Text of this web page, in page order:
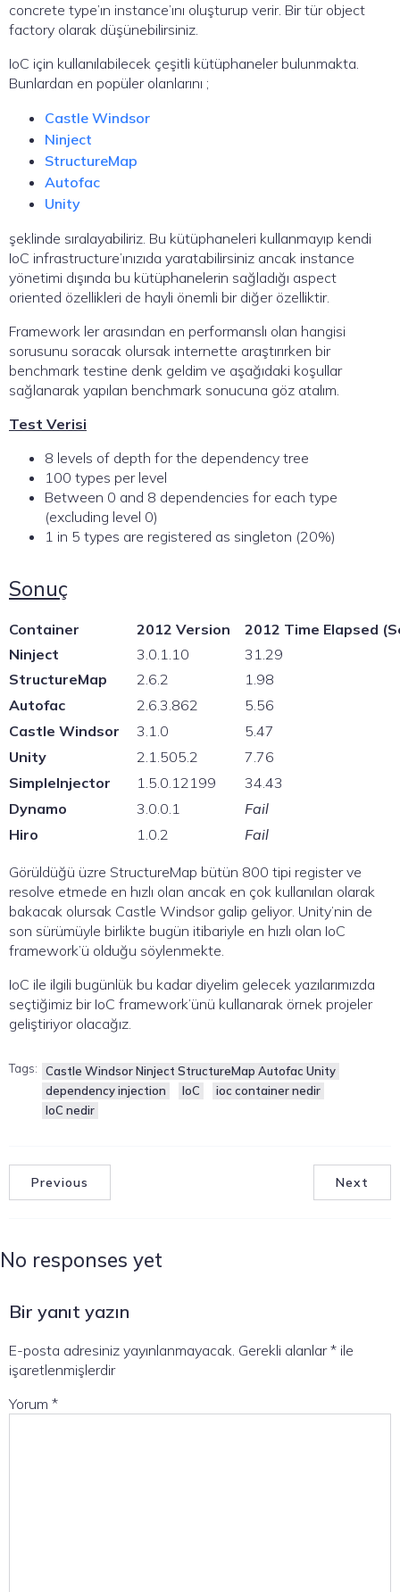
concrete type’ın instance’ını oluşturup verir. Bir tür object
factory olarak düşünebilirsiniz.
IoC için kullanılabilecek çeşitli kütüphaneler bulunmakta.
Bunlardan en popüler olanlarını ;
Castle Windsor
Ninject
StructureMap
Autofac
Unity
şeklinde sıralayabiliriz. Bu kütüphaneleri kullanmayıp kendi
IoC infrastructure’ınızıda yaratabilirsiniz ancak instance
yönetimi dışında bu kütüphanelerin sağladığı aspect
oriented özellikleri de hayli önemli bir diğer özelliktir.
Framework ler arasından en performanslı olan hangisi
sorusunu soracak olursak internette araştırırken bir
benchmark testine denk geldim ve aşağıdaki koşullar
sağlanarak yapılan benchmark sonucuna göz atalım.
Test Verisi
8 levels of depth for the dependency tree
100 types per level
Between 0 and 8 dependencies for each type
(excluding level 0)
1 in 5 types are registered as singleton (20%)
Sonuç
Container 2012 Version
2012 Time Elapsed
Ninject
3.0.1.10
31.29
StructureMap
2.6.2
1.98
Autofac
2.6.3.862
5.56
Castle Windsor
3.1.0
5.47
Unity
2.1.505.2
7.76
SimpleInjector
1.5.0.12199
34.43
Dynamo
3.0.0.1
Fail
Hiro
1.0.2 Fail
Görüldüğü üzre StructureMap bütün 800 tipi register ve
resolve etmede en hızlı olan ancak en çok kullanılan olarak
bakacak olursak Castle Windsor galip geliyor. Unity’nin de
son sürümüyle birlikte bugün itibariyle en hızlı olan IoC
framework’ü olduğu söylenmekte.
IoC ile ilgili bugünlük bu kadar diyelim gelecek yazılarımızda
seçtiğimiz bir IoC framework’ünü kullanarak örnek projeler
geliştiriyor olacağız.
Tags:
Castle Windsor Ninject StructureMap Autofac Unity
dependency injection
IoC
ioc container nedir
IoC nedir
Previous Next
No responses yet
Bir yanıt yazın
E-posta adresiniz yayınlanmayacak. Gerekli alanlar* ile
işaretlenmişlerdir
Yorum *